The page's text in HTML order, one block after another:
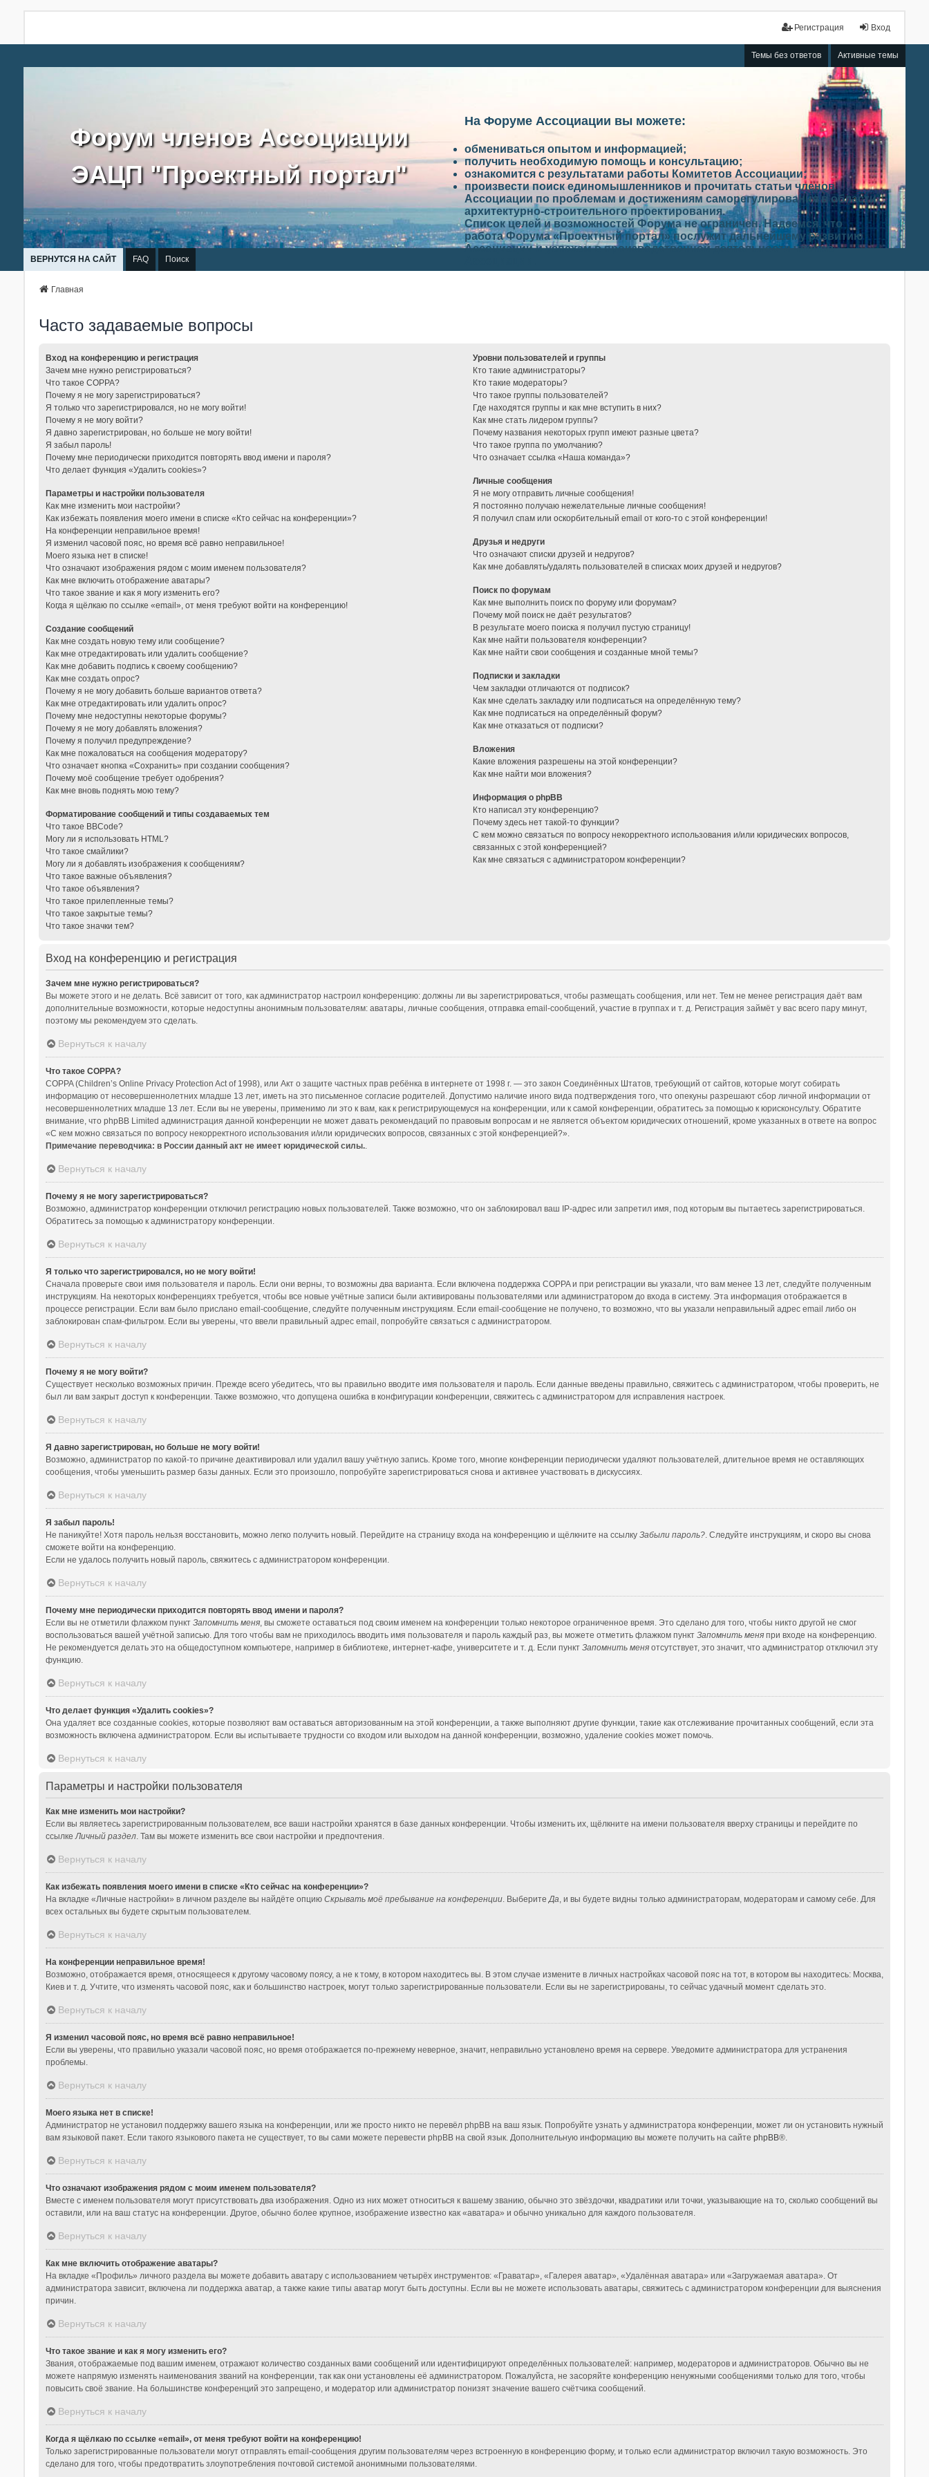
Вход
Регистрация
Темы без ответов Активные темы
Форум членов Ассоциации
ЭАЦП "Проектный портал"
На Форуме Ассоциации вы можете:
обмениваться опытом и информацией;
получить необходимую помощь и консультацию;
ознакомится с результатами работы Комитетов Ассоциации;
произвести поиск единомышленников и прочитать статьи членов
Ассоциации по проблемам и достижениям саморегулирования в области
архитектурно-строительного проектирования.
Список целей и возможностей Форума не ограничен. Надеемся, что
работа Форума «Проектный портал» послужит дальнейшему развитию
Ассоциации и успехам в производственной деятельности членов
ВЕРНУТСЯ НА САЙТ FAQ Поиск
Главная
Часто задаваемые вопросы
Вход на конференцию и регистрация
Зачем мне нужно регистрироваться?
Что такое COPPA?
Почему я не могу зарегистрироваться?
Я только что зарегистрировался, но не могу войти!
Почему я не могу войти?
Я давно зарегистрирован, но больше не могу войти!
Я забыл пароль!
Почему мне периодически приходится повторять ввод имени и пароля?
Что делает функция «Удалить cookies»?
Параметры и настройки пользователя
Как мне изменить мои настройки?
Как избежать появления моего имени в списке «Кто сейчас на конференции»?
На конференции неправильное время!
Я изменил часовой пояс, но время всё равно неправильное!
Моего языка нет в списке!
Что означают изображения рядом с моим именем пользователя?
Как мне включить отображение аватары?
Что такое звание и как я могу изменить его?
Когда я щёлкаю по ссылке «email», от меня требуют войти на конференцию!
Создание сообщений
Как мне создать новую тему или сообщение?
Как мне отредактировать или удалить сообщение?
Как мне добавить подпись к своему сообщению?
Как мне создать опрос?
Почему я не могу добавить больше вариантов ответа?
Как мне отредактировать или удалить опрос?
Почему мне недоступны некоторые форумы?
Почему я не могу добавлять вложения?
Почему я получил предупреждение?
Как мне пожаловаться на сообщения модератору?
Что означает кнопка «Сохранить» при создании сообщения?
Почему моё сообщение требует одобрения?
Как мне вновь поднять мою тему?
Форматирование сообщений и типы создаваемых тем
Что такое BBCode?
Могу ли я использовать HTML?
Что такое смайлики?
Могу ли я добавлять изображения к сообщениям?
Что такое важные объявления?
Что такое объявления?
Что такое прилепленные темы?
Что такое закрытые темы?
Что такое значки тем?
Уровни пользователей и группы
Кто такие администраторы?
Кто такие модераторы?
Что такое группы пользователей?
Где находятся группы и как мне вступить в них?
Как мне стать лидером группы?
Почему названия некоторых групп имеют разные цвета?
Что такое группа по умолчанию?
Что означает ссылка «Наша команда»?
Личные сообщения
Я не могу отправить личные сообщения!
Я постоянно получаю нежелательные личные сообщения!
Я получил спам или оскорбительный email от кого-то с этой конференции!
Друзья и недруги
Что означают списки друзей и недругов?
Как мне добавлять/удалять пользователей в списках моих друзей и недругов?
Поиск по форумам
Как мне выполнить поиск по форуму или форумам?
Почему мой поиск не даёт результатов?
В результате моего поиска я получил пустую страницу!
Как мне найти пользователя конференции?
Как мне найти свои сообщения и созданные мной темы?
Подписки и закладки
Чем закладки отличаются от подписок?
Как мне сделать закладку или подписаться на определённую тему?
Как мне подписаться на определённый форум?
Как мне отказаться от подписки?
Вложения
Какие вложения разрешены на этой конференции?
Как мне найти мои вложения?
Информация о phpBB
Кто написал эту конференцию?
Почему здесь нет такой-то функции?
С кем можно связаться по вопросу некорректного использования и/или юридических вопросов,
связанных с этой конференцией?
Как мне связаться с администратором конференции?
Вход на конференцию и регистрация
Зачем мне нужно регистрироваться?
Вы можете этого и не делать. Всё зависит от того, как администратор настроил конференцию: должны ли вы зарегистрироваться, чтобы размещать сообщения, или нет. Тем не менее регистрация даёт вам
дополнительные возможности, которые недоступны анонимным пользователям: аватары, личные сообщения, отправка email-сообщений, участие в группах и т. д. Регистрация займёт у вас всего пару минут,
поэтому мы рекомендуем это сделать.
Вернуться к началу
Что такое COPPA?
COPPA (Children’s Online Privacy Protection Act of 1998), или Акт о защите частных прав ребёнка в интернете от 1998 г. — это закон Соединённых Штатов, требующий от сайтов, которые могут собирать
информацию от несовершеннолетних младше 13 лет, иметь на это письменное согласие родителей. Допустимо наличие иного вида подтверждения того, что опекуны разрешают сбор личной информации от
несовершеннолетних младше 13 лет. Если вы не уверены, применимо ли это к вам, как к регистрирующемуся на конференции, или к самой конференции, обратитесь за помощью к юрисконсульту. Обратите
внимание, что phpBB Limited администрация данной конференции не может давать рекомендаций по правовым вопросам и не является объектом юридических отношений, кроме указанных в ответе на вопрос
«С кем можно связаться по вопросу некорректного использования и/или юридических вопросов, связанных с этой конференцией?».
Примечание переводчика: в России данный акт не имеет юридической силы..
Вернуться к началу
Почему я не могу зарегистрироваться?
Возможно, администратор конференции отключил регистрацию новых пользователей. Также возможно, что он заблокировал ваш IP-адрес или запретил имя, под которым вы пытаетесь зарегистрироваться.
Обратитесь за помощью к администратору конференции.
Вернуться к началу
Я только что зарегистрировался, но не могу войти!
Сначала проверьте свои имя пользователя и пароль. Если они верны, то возможны два варианта. Если включена поддержка COPPA и при регистрации вы указали, что вам менее 13 лет, следуйте полученным
инструкциям. На некоторых конференциях требуется, чтобы все новые учётные записи были активированы пользователями или администратором до входа в систему. Эта информация отображается в
процессе регистрации. Если вам было прислано email-сообщение, следуйте полученным инструкциям. Если email-сообщение не получено, то возможно, что вы указали неправильный адрес email либо он
заблокирован спам-фильтром. Если вы уверены, что ввели правильный адрес email, попробуйте связаться с администратором.
Вернуться к началу
Почему я не могу войти?
Существует несколько возможных причин. Прежде всего убедитесь, что вы правильно вводите имя пользователя и пароль. Если данные введены правильно, свяжитесь с администратором, чтобы проверить, не
был ли вам закрыт доступ к конференции. Также возможно, что допущена ошибка в конфигурации конференции, свяжитесь с администратором для исправления настроек.
Вернуться к началу
Я давно зарегистрирован, но больше не могу войти!
Возможно, администратор по какой-то причине деактивировал или удалил вашу учётную запись. Кроме того, многие конференции периодически удаляют пользователей, длительное время не оставляющих
сообщения, чтобы уменьшить размер базы данных. Если это произошло, попробуйте зарегистрироваться снова и активнее участвовать в дискуссиях.
Вернуться к началу
Я забыл пароль!
Не паникуйте! Хотя пароль нельзя восстановить, можно легко получить новый. Перейдите на страницу входа на конференцию и щёлкните на ссылку Забыли пароль?. Следуйте инструкциям, и скоро вы снова
сможете войти на конференцию.
Если не удалось получить новый пароль, свяжитесь с администратором конференции.
Вернуться к началу
Почему мне периодически приходится повторять ввод имени и пароля?
Если вы не отметили флажком пункт Запомнить меня, вы сможете оставаться под своим именем на конференции только некоторое ограниченное время. Это сделано для того, чтобы никто другой не смог
воспользоваться вашей учётной записью. Для того чтобы вам не приходилось вводить имя пользователя и пароль каждый раз, вы можете отметить флажком пункт Запомнить меняпри входе на конференцию.
Не рекомендуется делать это на общедоступном компьютере, например в библиотеке, интернет-кафе, университете и т. д. Если пункт Запомнить меняотсутствует, это значит, что администратор отключил эту
функцию.
Вернуться к началу
Что делает функция «Удалить cookies»?
Она удаляет все созданные cookies, которые позволяют вам оставаться авторизованным на этой конференции, а также выполняют другие функции, такие как отслеживание прочитанных сообщений, если эта
возможность включена администратором. Если вы испытываете трудности со входом или выходом на данной конференции, возможно, удаление cookies может помочь.
Вернуться к началу
Параметры и настройки пользователя
Как мне изменить мои настройки?
Если вы являетесь зарегистрированным пользователем, все ваши настройки хранятся в базе данных конференции. Чтобы изменить их, щёлкните на имени пользователя вверху страницы и перейдите по
ссылке Личный раздел. Там вы можете изменить все свои настройки и предпочтения.
Вернуться к началу
Как избежать появления моего имени в списке «Кто сейчас на конференции»?
На вкладке «Личные настройки» в личном разделе вы найдёте опцию Скрывать моё пребывание на конференции. Выберите Да , и вы будете видны только администраторам, модераторам и самому себе. Для
всех остальных вы будете скрытым пользователем.
Вернуться к началу
На конференции неправильное время!
Возможно, отображается время, относящееся к другому часовому поясу, а не к тому, в котором находитесь вы. В этом случае измените в личных настройках часовой пояс на тот, в котором вы находитесь: Москва,
Киев и т. д. Учтите, что изменять часовой пояс, как и большинство настроек, могут только зарегистрированные пользователи. Если вы не зарегистрированы, то сейчас удачный момент сделать это.
Вернуться к началу
Я изменил часовой пояс, но время всё равно неправильное!
Если вы уверены, что правильно указали часовой пояс, но время отображается по-прежнему неверное, значит, неправильно установлено время на сервере. Уведомите администратора для устранения
проблемы.
Вернуться к началу
Моего языка нет в списке!
Администратор не установил поддержку вашего языка на конференции, или же просто никто не перевёл phpBB на ваш язык. Попробуйте узнать у администратора конференции, может ли он установить нужный
вам языковой пакет. Если такого языкового пакета не существует, то вы сами можете перевести phpBB на свой язык. Дополнительную информацию вы можете получить на сайте phpBB®.
Вернуться к началу
Что означают изображения рядом с моим именем пользователя?
Вместе с именем пользователя могут присутствовать два изображения. Одно из них может относиться к вашему званию, обычно это звёздочки, квадратики или точки, указывающие на то, сколько сообщений вы
оставили, или на ваш статус на конференции. Другое, обычно более крупное, изображение известно как «аватара» и обычно уникально для каждого пользователя.
Вернуться к началу
Как мне включить отображение аватары?
На вкладке «Профиль» личного раздела вы можете добавить аватару с использованием четырёх инструментов: «Граватар», «Галерея аватар», «Удалённая аватара» или «Загружаемая аватара». От
администратора зависит, включена ли поддержка аватар, а также какие типы аватар могут быть доступны. Если вы не можете использовать аватары, свяжитесь с администратором конференции для выяснения
причин.
Вернуться к началу
Что такое звание и как я могу изменить его?
Звания, отображаемые под вашим именем, отражают количество созданных вами сообщений или идентифицируют определённых пользователей: например, модераторов и администраторов. Обычно вы не
можете напрямую изменять наименования званий на конференции, так как они установлены её администратором. Пожалуйста, не засоряйте конференцию ненужными сообщениями только для того, чтобы
повысить своё звание. На большинстве конференций это запрещено, и модератор или администратор понизят значение вашего счётчика сообщений.
Вернуться к началу
Когда я щёлкаю по ссылке «email», от меня требуют войти на конференцию!
Только зарегистрированные пользователи могут отправлять email-сообщения другим пользователям через встроенную в конференцию форму, и только если администратор включил такую возможность. Это
сделано для того, чтобы предотвратить злоупотребления почтовой системой анонимными пользователями.